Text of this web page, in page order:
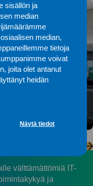
sisällön ja
median
median,
tietoja
voivat
joita olet antanut
heidän
Näytä tiedot
ilmassa, ja tarvitsee
Yhtiö halusi […]
välttämättömiä IT-
ja